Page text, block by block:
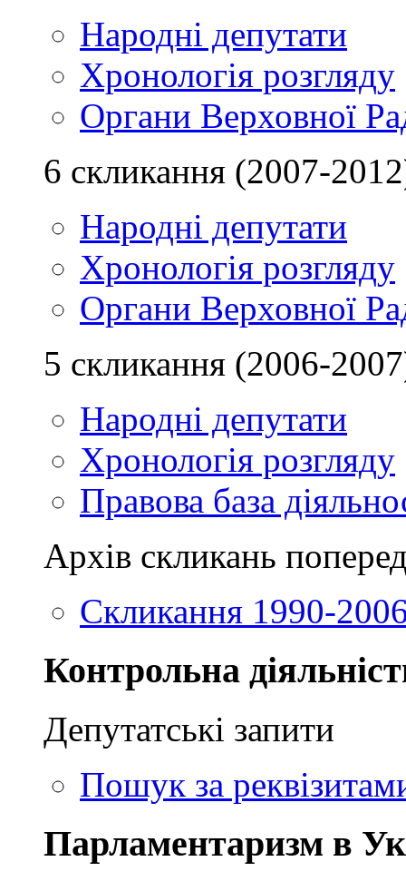
Народні депутати
Хронологія розгляду
Органи Верховної
6 скликання (2007-
Народні депутати
Хронологія розгляду
Органи Верховної
5 скликання (2006-
Народні депутати
Хронологія розгляду
Правова база
Архів скликань
Скликання 1990-
Контрольна
Депутатські запити
Пошук за
Парламентаризм в